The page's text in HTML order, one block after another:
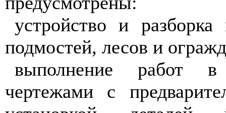
устройство и
подмостей, лесов и
выполнение работ в
чертежами с